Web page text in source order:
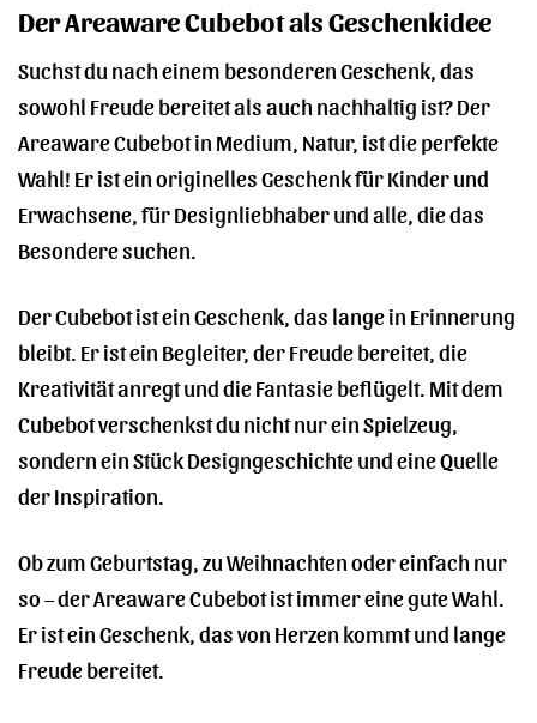
Der Areaware Cubebot als Geschenkidee
Suchst du nach einem besonderen Geschenk, das
sowohl Freude bereitet als auch nachhaltig ist? Der
Areaware Cubebot in Medium, Natur, ist die perfekte
Wahl! Er ist ein originelles Geschenk für Kinder und
Erwachsene, für Designliebhaber und alle, die das
Besondere suchen.
Der Cubebot ist ein Geschenk, das lange in Erinnerung
bleibt. Er ist ein Begleiter, der Freude bereitet, die
Kreativität anregt und die Fantasie beflügelt. Mit dem
Cubebot verschenkst du nicht nur ein Spielzeug,
sondern ein Stück Designgeschichte und eine Quelle
der Inspiration.
Ob zum Geburtstag, zu Weihnachten oder einfach nur
so – der Areaware Cubebot ist immer eine gute Wahl.
Er ist ein Geschenk, das von Herzen kommt und lange
Freude bereitet.